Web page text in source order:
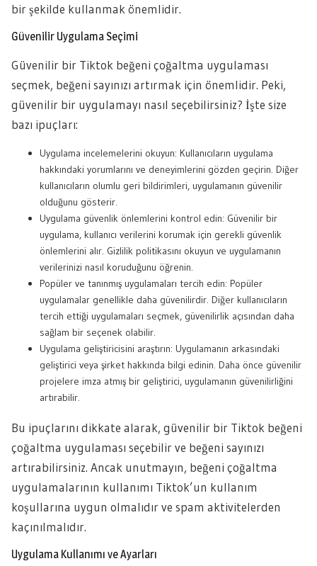
bir şekilde kullanmak önemlidir.
Güvenilir Uygulama Seçimi
Güvenilir bir Tiktok beğeni çoğaltma uygulaması
seçmek, beğeni sayınızı artırmak için önemlidir. Peki,
güvenilir bir uygulamayı nasıl seçebilirsiniz? İşte size
bazı ipuçları:
Uygulama incelemelerini okuyun: Kullanıcıların uygulama
hakkındaki yorumlarını ve deneyimlerini gözden geçirin. Diğer
kullanıcıların olumlu geri bildirimleri, uygulamanın güvenilir
olduğunu gösterir.
Uygulama güvenlik önlemlerini kontrol edin: Güvenilir bir
uygulama, kullanıcı verilerini korumak için gerekli güvenlik
önlemlerini alır. Gizlilik politikasını okuyun ve uygulamanın
verilerinizi nasıl koruduğunu öğrenin.
Popüler ve tanınmış uygulamaları tercih edin: Popüler
uygulamalar genellikle daha güvenilirdir. Diğer kullanıcıların
tercih ettiği uygulamaları seçmek, güvenilirlik açısından daha
sağlam bir seçenek olabilir.
Uygulama geliştiricisini araştırın: Uygulamanın arkasındaki
geliştirici veya şirket hakkında bilgi edinin. Daha önce güvenilir
projelere imza atmış bir geliştirici, uygulamanın güvenilirliğini
artırabilir.
Bu ipuçlarını dikkate alarak, güvenilir bir Tiktok beğeni
çoğaltma uygulaması seçebilir ve beğeni sayınızı
artırabilirsiniz. Ancak unutmayın, beğeni çoğaltma
uygulamalarının kullanımı Tiktok’un kullanım
koşullarına uygun olmalıdır ve spam aktivitelerden
kaçınılmalıdır.
Uygulama Kullanımı ve Ayarları